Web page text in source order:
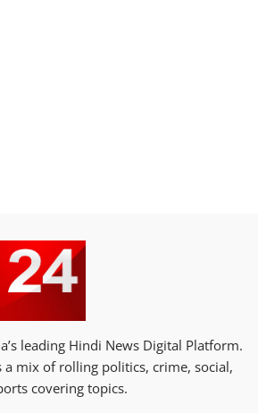
leading Hindi News Digital Platform.
a mix of rolling politics, crime, social,
covering topics.